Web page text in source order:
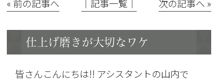
« 前の記事へ │記事一覧│ 次の記事へ »
仕上げ磨きが大切なワケ
皆さんこんにちは!! アシスタントの山内で